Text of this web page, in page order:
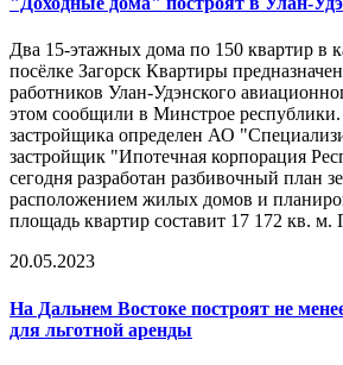
Два 15-этажных дома по 150 квартир в
посёлке Загорск Квартиры
работников Улан-Удэнского
этом сообщили в Минстрое республики.
застройщика определен АО
застройщик "Ипотечная корпорация
сегодня разработан разбивочный план
расположением жилых домов и
площадь квартир составит 17 172 кв. м.
20.05.2023
На Дальнем Востоке построят не
для льготной аренды